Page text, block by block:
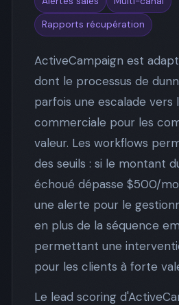
Rapports récupération
ActiveCampaign est
dont le processus de
parfois une escalade vers
commerciale pour les
valeur. Les workflows
des seuils : si le montant
échoué dépasse $500/
une alerte pour le
en plus de la séquence
permettant une
pour les clients à forte
Le lead scoring